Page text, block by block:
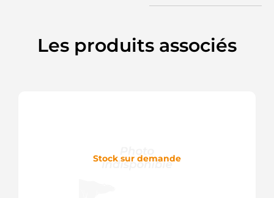
Les produits associés
Stock sur demande